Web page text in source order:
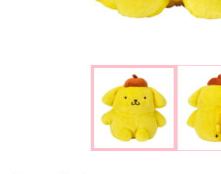
公式SNS／アプリ